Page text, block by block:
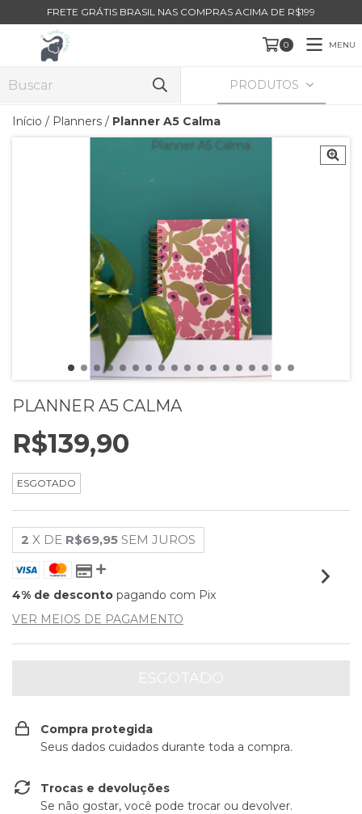
FRETE GRÁTIS BRASIL NAS COMPRAS ACIMA DE R$199
0 MENU
PRODUTOS
Início / Planners / Planner A5 Calma
PLANNER A5 CALMA
R$139,90
ESGOTADO
2 X DE R$69,95 SEM JUROS
4% de desconto pagando com Pix
VER MEIOS DE PAGAMENTO
Compra protegida
Seus dados cuidados durante toda a compra.
Trocas e devoluções
Se não gostar, você pode trocar ou devolver.